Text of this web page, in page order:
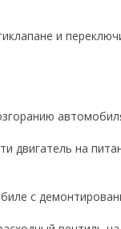
и
двигатель на
с